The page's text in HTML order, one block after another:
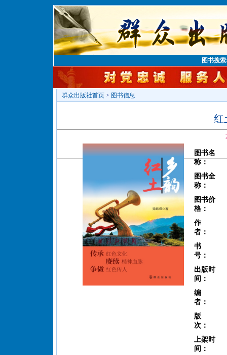
图书搜
群众出版社首页 > 图书信息
红
图书名
称：
图书全
称：
图书价
格：
作
者：
书
号：
出版时
间：
编
者：
版
次：
上架时
间：